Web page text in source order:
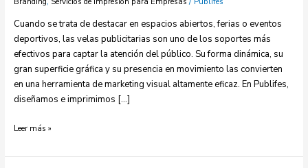
Cuando se trata de destacar en espacios abiertos, ferias o eventos
deportivos, las velas publicitarias son uno de los soportes más
efectivos para captar la atención del público. Su forma dinámica, su
gran superficie gráfica y su presencia en movimiento las convierten
en una herramienta de marketing visual altamente eficaz. En Publifes,
diseñamos e imprimimos […]
Leer más »